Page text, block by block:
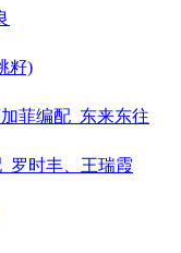
籽)
菲编配_东来东往
罗时丰、王瑞霞